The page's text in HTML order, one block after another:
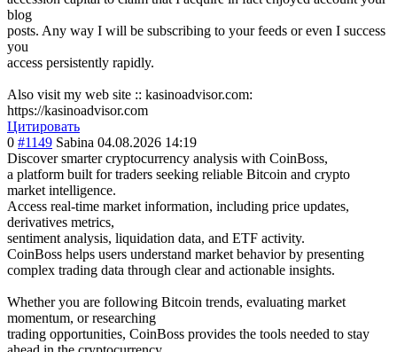
blog
posts. Any way I will be subscribing to your feeds or even I success
you
access persistently rapidly.
Also visit my web site :: kasinoadvisor.com:
https://kasinoadvisor.com
Цитировать
0 #1149 Sabina 04.08.2026 14:19
Discover smarter cryptocurrency analysis with CoinBoss,
a platform built for traders seeking reliable Bitcoin and crypto
market intelligence.
Access real-time market information, including price updates,
derivatives metrics,
sentiment analysis, liquidation data, and ETF activity.
CoinBoss helps users understand market behavior by presenting
complex trading data through clear and actionable insights.
Whether you are following Bitcoin trends, evaluating market
momentum, or researching
trading opportunities, CoinBoss provides the tools needed to stay